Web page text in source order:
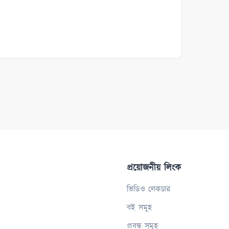
প্রয়োজনীয় লিংক
ভিডিও লেকচার
বই সমূহ
প্রবন্ধ সমূহ